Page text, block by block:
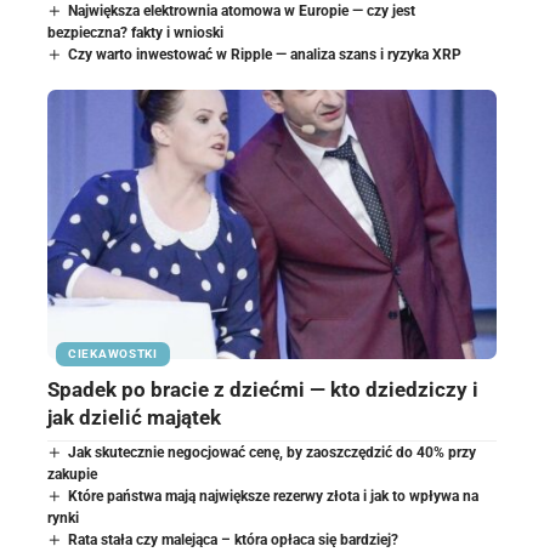
Największa elektrownia atomowa w Europie — czy jest
bezpieczna? fakty i wnioski
Czy warto inwestować w Ripple — analiza szans i ryzyka XRP
CIEKAWOSTKI
Spadek po bracie z dziećmi — kto dziedziczy i
jak dzielić majątek
Jak skutecznie negocjować cenę, by zaoszczędzić do 40% przy
zakupie
Które państwa mają największe rezerwy złota i jak to wpływa na
rynki
Rata stała czy malejąca – która opłaca się bardziej?